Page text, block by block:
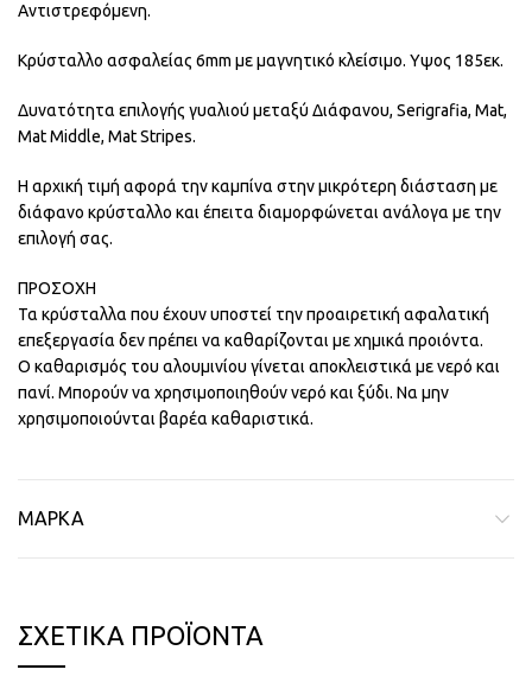
Αντιστρεφόμενη.
Κρύσταλλο ασφαλείας 6mm με μαγνητικό κλείσιμο. Υψος 185εκ.
Δυνατότητα επιλογής γυαλιού μεταξύ Διάφανου, Serigrafia, Mat,
Mat Middle, Mat Stripes.
Η αρχική τιμή αφορά την καμπίνα στην μικρότερη διάσταση με
διάφανο κρύσταλλο και έπειτα διαμορφώνεται ανάλογα με την
επιλογή σας.
ΠΡΟΣΟΧΗ
Τα κρύσταλλα που έχουν υποστεί την προαιρετική αφαλατική
επεξεργασία δεν πρέπει να καθαρίζονται με χημικά προιόντα.
Ο καθαρισμός του αλουμινίου γίνεται αποκλειστικά με νερό και
πανί. Μπορούν να χρησιμοποιηθούν νερό και ξύδι. Να μην
χρησιμοποιούνται βαρέα καθαριστικά.
ΜΆΡΚΑ
ΣΧΕΤΙΚΆ ΠΡΟΪΌΝΤΑ